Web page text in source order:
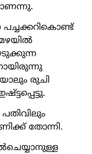
രുചി
തോന്നി.